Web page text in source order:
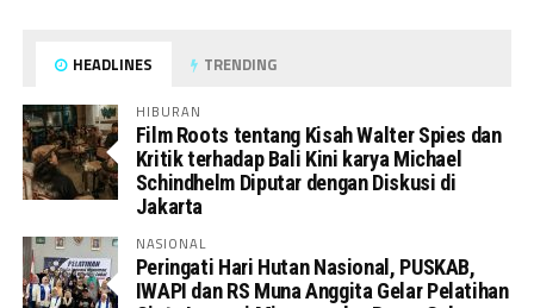
HEADLINES TRENDING
HIBURAN
Film Roots tentang Kisah Walter Spies dan
Kritik terhadap Bali Kini karya Michael
Schindhelm Diputar dengan Diskusi di
Jakarta
NASIONAL
Peringati Hari Hutan Nasional, PUSKAB,
IWAPI dan RS Muna Anggita Gelar Pelatihan